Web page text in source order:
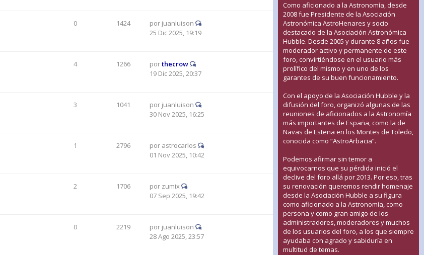
0 1424 por juanluison
25 Dic 2025, 19:19
4 1266 porthecrow
19 Dic 2025, 20:37
3 1041 por juanluison
30 Nov 2025, 16:25
1 2796 por astrocarlos
01 Nov 2025, 10:42
2 1706 por zumix
07 Sep 2025, 19:42
0 2219 por juanluison
28 Ago 2025, 23:57
Como aficionado a la Astronomía, desde
2008 fue Presidente de la Asociación
Astronómica AstroHenares y socio
destacado de la Asociación Astronómica
Hubble. Desde 2005 y durante 8 años fue
moderador activo y permanente de este
foro, convirtiéndose en el usuario más
prolífico del mismo y en uno de los
garantes de su buen funcionamiento.
Con el apoyo de la Asociación Hubble y la
difusión del foro, organizó algunas de las
reuniones de aficionados a la Astronomía
más importantes de España, como la de
Navas de Estena en los Montes de Toledo,
conocida como “AstroArbacia”.
Podemos afirmar sin temor a
equivocarnos que su pérdida inició el
declive del foro allá por 2013. Por eso, tras
su renovación queremos rendir homenaje
desde la Asociación Hubble a su figura
como aficionado a la Astronomía, como
persona y como gran amigo de los
administradores, moderadores y muchos
de los usuarios del foro, a los que siempre
ayudaba con agrado y sabiduría en
multitud de temas.